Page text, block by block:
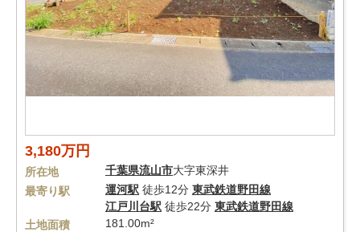
3,180万円
所在地 千葉県流山市大字東深井
最寄り駅
運河駅 徒歩12分 東武鉄道野田線
江戸川台駅 徒歩22分 東武鉄道野田線
土地面積
181.00m²